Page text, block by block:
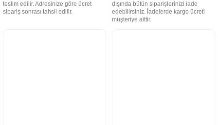
teslim edilir. Adresinize göre ücret
sipariş sonrası tahsil edilir.
dışında bütün siparişlerinizi iade
edebilirsiniz. İadelerde kargo ücreti
müşteriye aittir.